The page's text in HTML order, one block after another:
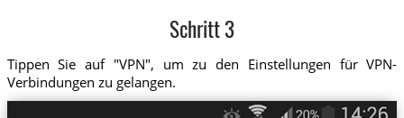
Schritt 3
Tippen Sie auf "VPN", um zu den Einstellungen für VPN-
Verbindungen zu gelangen.